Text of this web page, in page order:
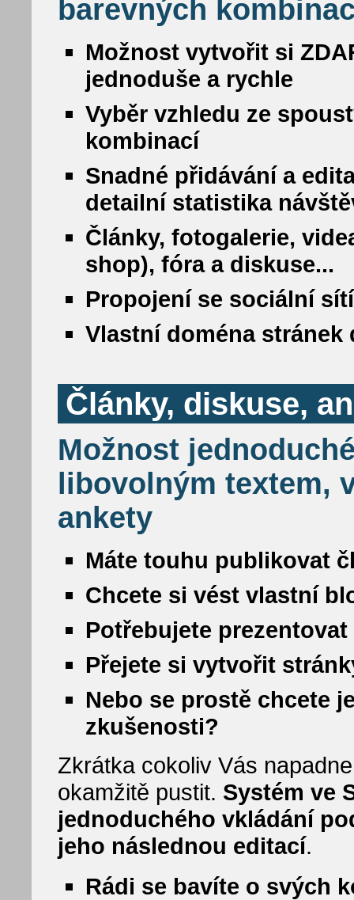
barevných
Možnost vytvořit si
jednoduše a rychle
Vyběr vzhledu ze
kombinací
Snadné přidávání a
detailní statistika
Články, fotogalerie,
shop), fóra a diskuse...
Propojení se sociální
Vlastní doména stránek
Články, diskuse,
Možnost
libovolným textem,
ankety
Máte touhu publikovat
Chcete si vést vlastní
Potřebujete
Přejete si vytvořit
Nebo se prostě chcete
zkušenosti?
Zkrátka cokoliv Vás
okamžitě pustit. Systém ve
jednoduchého vkládání
jeho následnou editací.
Rádi se bavíte o svých